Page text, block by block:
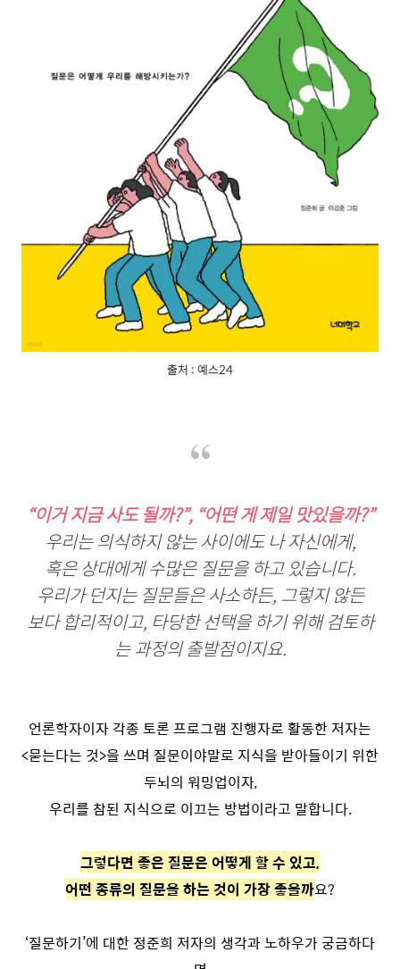
출처 : 예스24
“이거 지금 사도 될까?”, “어떤 게 제일 맛있을까?”
우리는 의식하지 않는 사이에도 나 자신에게,
혹은 상대에게 수많은 질문을 하고 있습니다.
우리가 던지는 질문들은 사소하든, 그렇지 않든
보다 합리적이고, 타당한 선택을 하기 위해 검토하
는 과정의 출발점이지요.
언론학자이자 각종 토론 프로그램 진행자로 활동한 저자는
<묻는다는 것>을 쓰며 질문이야말로 지식을 받아들이기 위한
두뇌의 워밍업이자,
우리를 참된 지식으로 이끄는 방법이라고 말합니다.
그렇다면 좋은 질문은 어떻게 할 수 있고,
어떤 종류의 질문을 하는 것이 가장 좋을까요?
‘질문하기’에 대한 정준희 저자의 생각과 노하우가 궁금하다